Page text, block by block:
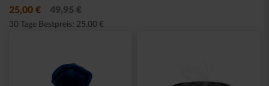
25,00 € 49,95 €
30 Tage Bestpreis: 25,00 €